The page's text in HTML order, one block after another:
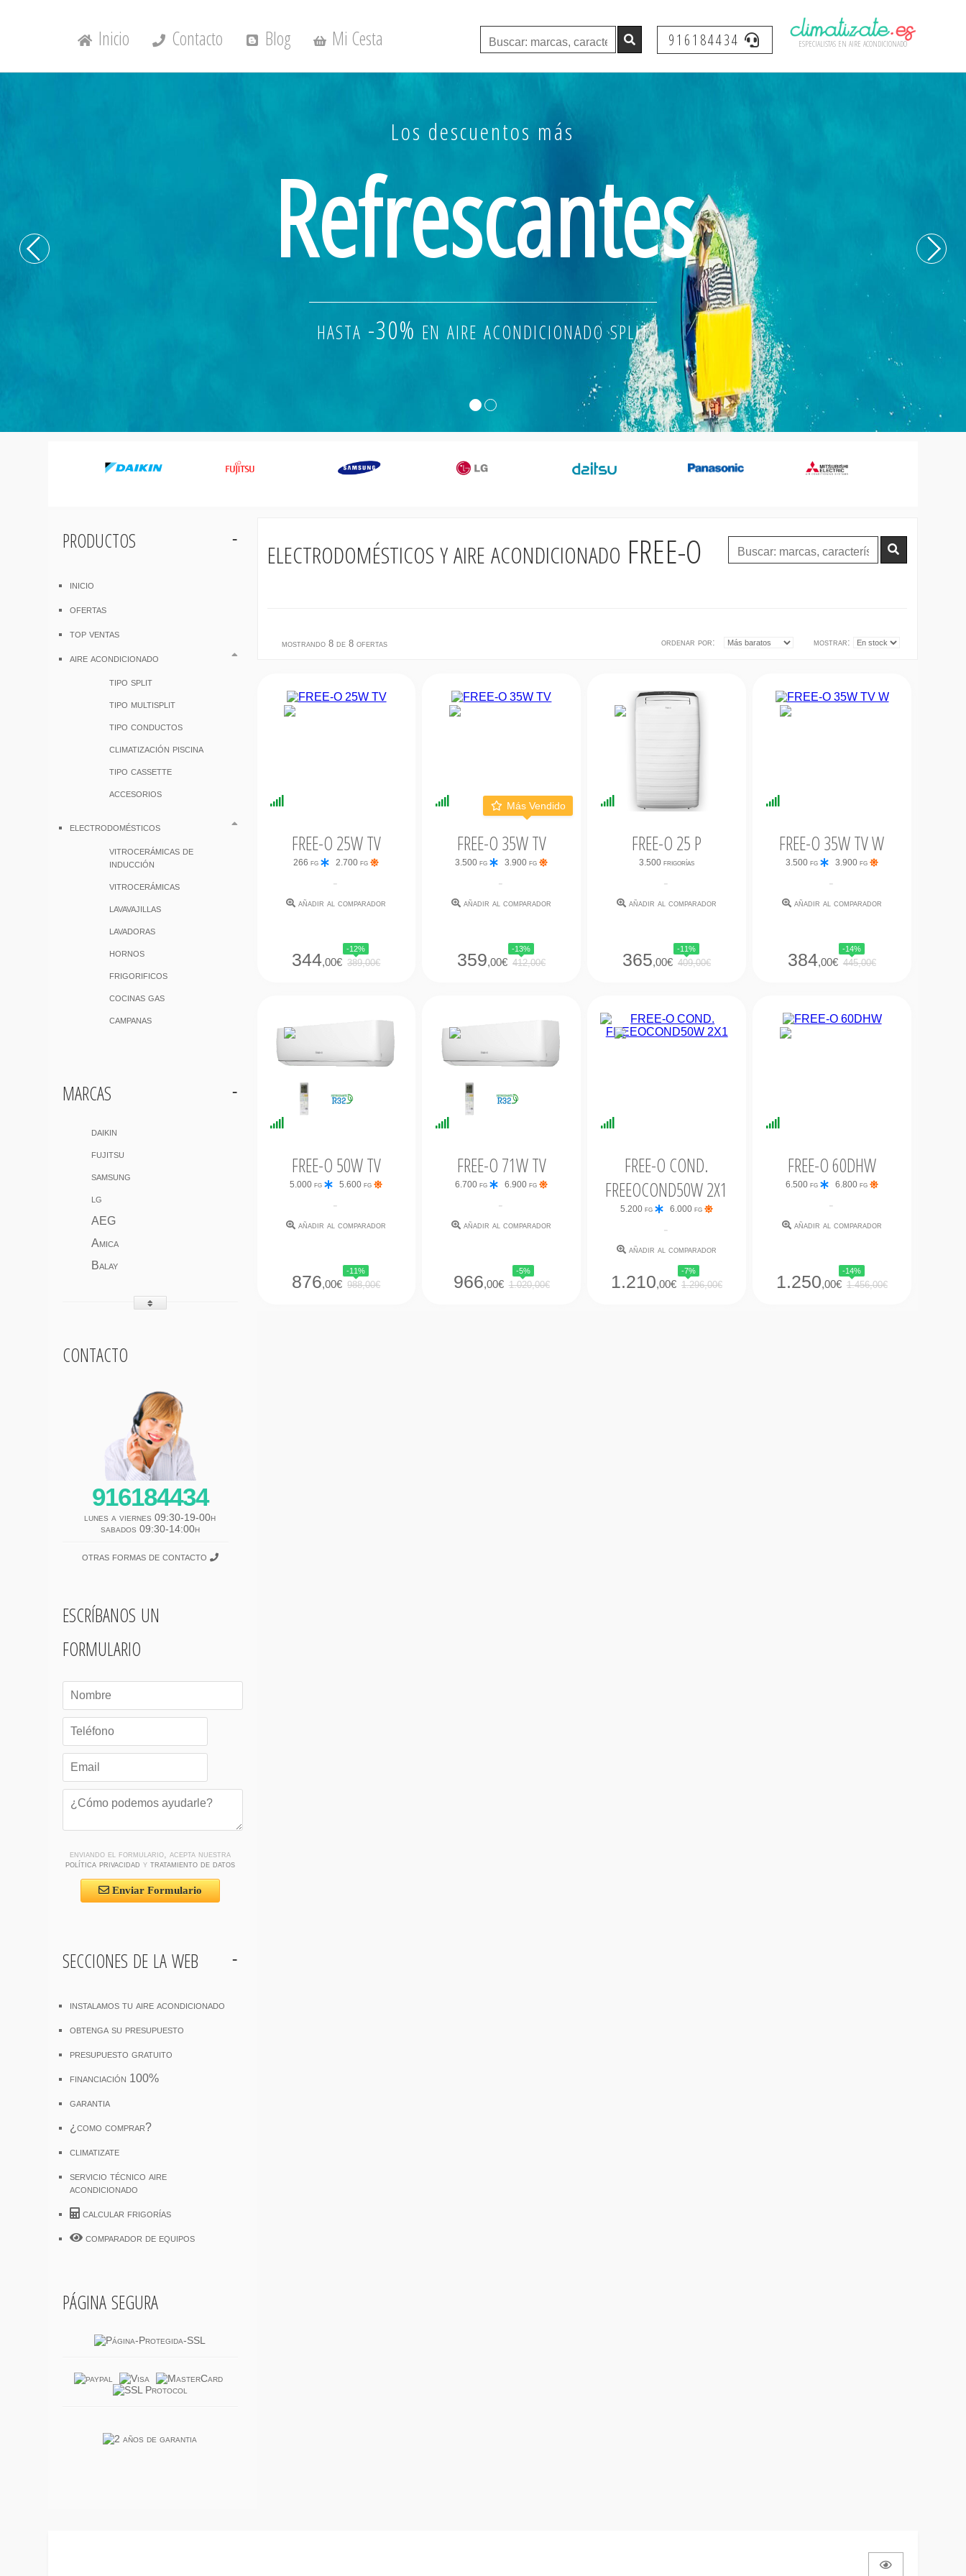
Inicio Contacto Blog Mi Cesta 916184434 especialistas en aire acondicionado
Los descuentos más
Refrescantes
hasta -30% en aire acondicionado split
Daikin
valoración verificada:5.0/5
desde 1.610,00 Eur
productos
inicio
ofertas
top ventas
aire acondicionado
tipo split
tipo multisplit
tipo conductos
climatización piscina
tipo cassette
accesorios
electrodomésticos
vitrocerámicas de
inducción
vitrocerámicas
lavavajillas
lavadoras
hornos
frigorificos
cocinas gas
campanas
marcas
daikin
fujitsu
samsung
lg
AEG
Amica
Balay
contacto
916184434
lunes a viernes 09:30-19-00h
sabados 09:30-14:00h
otras formas de contacto
escríbanos un
formulario
enviando el formulario, acepta nuestra
política privacidad y tratamiento de datos
Enviar Formulario
secciones de la web
instalamos tu aire acondicionado
obtenga su presupuesto
presupuesto gratuito
financiación 100%
garantia
¿como comprar?
climatizate
servicio técnico aire
acondicionado
calcular frigorías
comparador de equipos
página segura
electrodomésticos y aire acondicionado FREE-O
mostrando 8 de 8 ofertas ordenar por: mostrar:
FREE-O 25W TV
266 fg 2.700 fg
-
añadir al comparador
344,00€
-12%
389,00€
Disponibilidad
Inmediata
Más Vendido
FREE-O 35W TV
3.500 fg 3.900 fg
-
añadir al comparador
359,00€
-13%
412,00€
Disponibilidad
Inmediata
FREE-O 25 P
3.500 frigorías
-
añadir al comparador
365,00€
-11%
409,00€
FREE-O 35W TV W
3.500 fg 3.900 fg
-
añadir al comparador
384,00€
-14%
445,00€
FREE-O 50W TV
5.000 fg 5.600 fg
-
añadir al comparador
876,00€
-11%
988,00€
FREE-O 71W TV
6.700 fg 6.900 fg
-
añadir al comparador
966,00€
-5%
1.020,00€
FREE-O COND.
FREEOCOND50W 2X1
5.200 fg 6.000 fg
-
añadir al comparador
1.210,00€
-7%
1.296,00€
FREE-O 60DHW
6.500 fg 6.800 fg
-
añadir al comparador
1.250,00€
-14%
1.456,00€